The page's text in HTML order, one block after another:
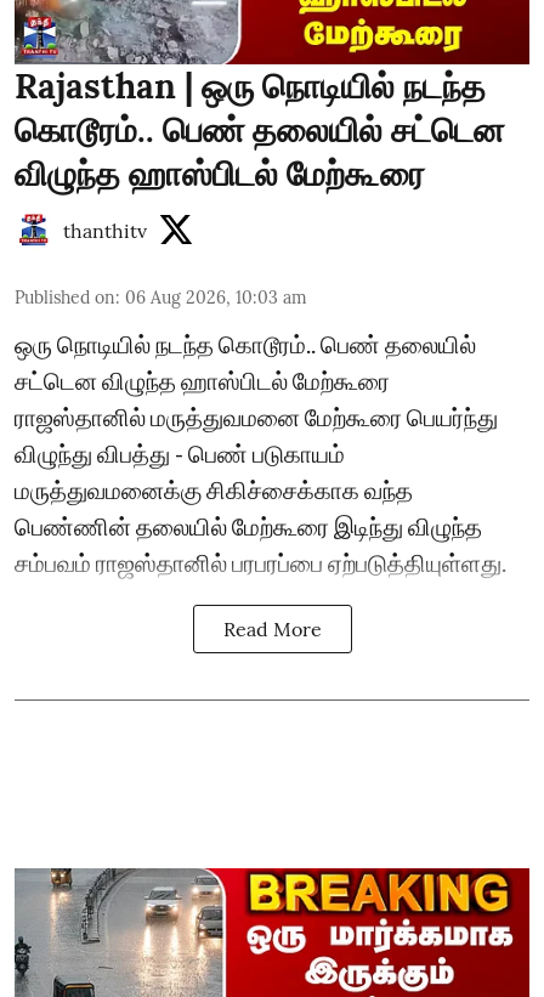
Rajasthan | ஒரு நொடியில் நடந்த
கொடூரம்.. பெண் தலையில் சட்டென
விழுந்த ஹாஸ்பிடல் மேற்கூரை
thanthitv
Published on: 06 Aug 2026, 10:03 am
ஒரு நொடியில் நடந்த கொடூரம்.. பெண் தலையில்
சட்டென விழுந்த ஹாஸ்பிடல் மேற்கூரை
ராஜஸ்தானில் மருத்துவமனை மேற்கூரை பெயர்ந்து
விழுந்து விபத்து - பெண் படுகாயம்
மருத்துவமனைக்கு சிகிச்சைக்காக வந்த
பெண்ணின் தலையில் மேற்கூரை இடிந்து விழுந்த
சம்பவம் ராஜஸ்தானில் பரபரப்பை ஏற்படுத்தியுள்ளது.
Read More